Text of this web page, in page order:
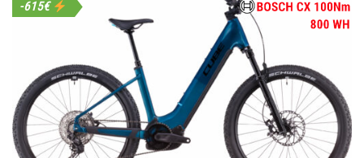
-615€